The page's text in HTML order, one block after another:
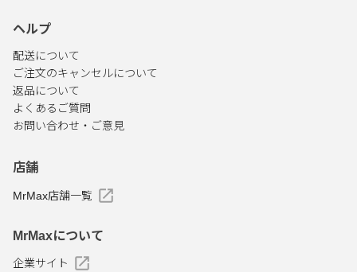
ヘルプ
配送について
ご注文のキャンセルについて
返品について
よくあるご質問
お問い合わせ・ご意見
店舗
MrMax店舗一覧
MrMaxについて
企業サイト